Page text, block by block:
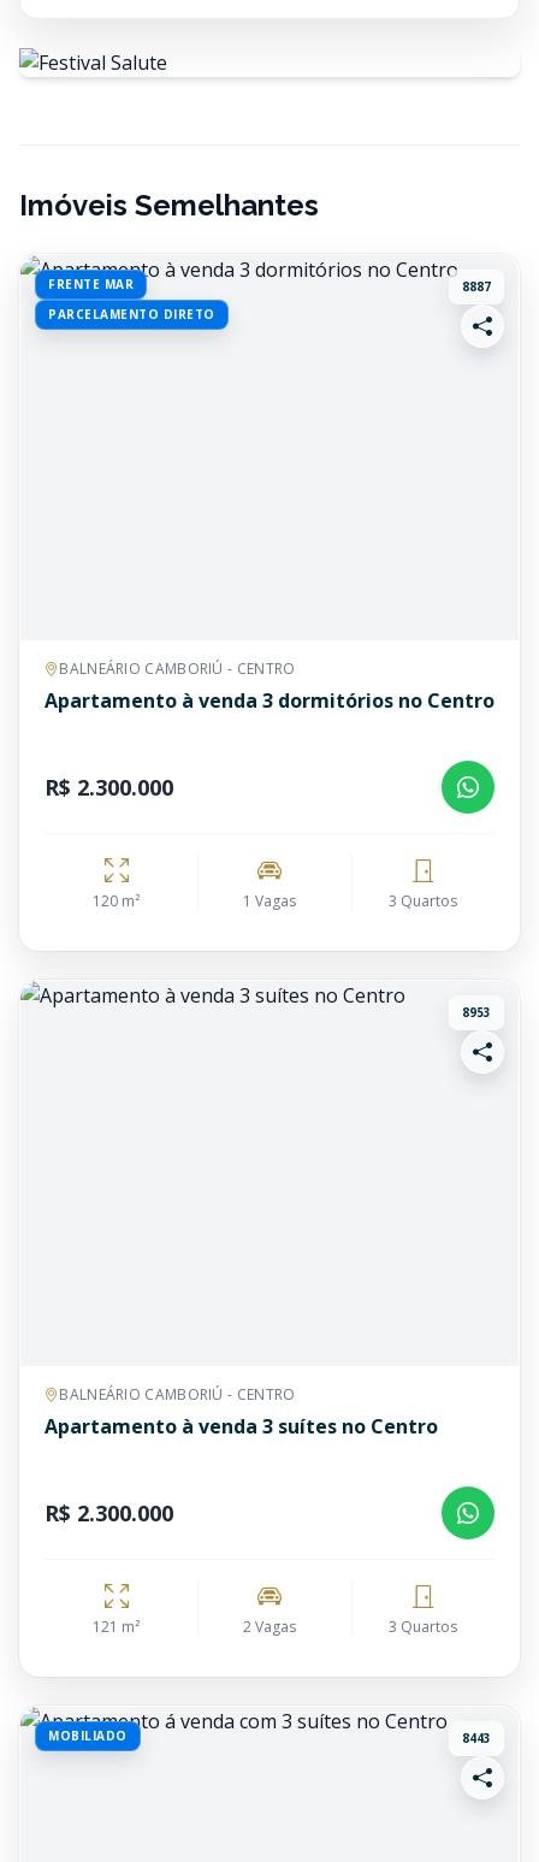
Imóveis Semelhantes
FRENTE MAR
PARCELAMENTO DIRETO
8887
BALNEÁRIO CAMBORIÚ - CENTRO
Apartamento à venda 3 dormitórios no Centro
R$ 2.300.000
120 m² 1 Vagas 3 Quartos
8953
BALNEÁRIO CAMBORIÚ - CENTRO
Apartamento à venda 3 suítes no Centro
R$ 2.300.000
121 m² 2 Vagas 3 Quartos
MOBILIADO 8443